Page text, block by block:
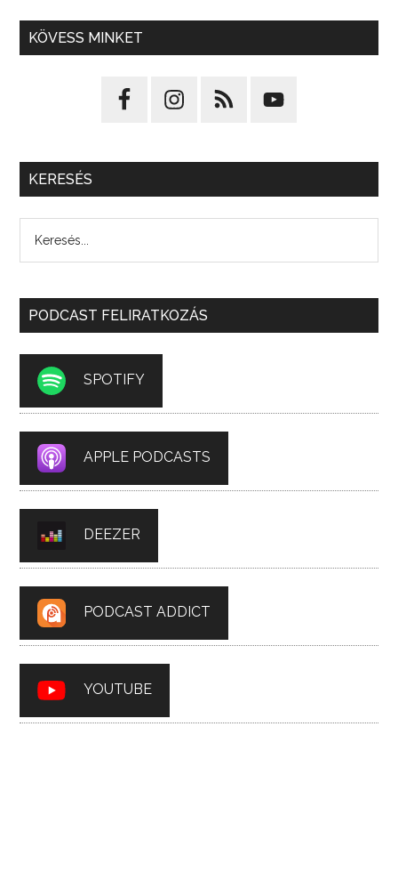
KÖVESS MINKET
KERESÉS
PODCAST FELIRATKOZÁS
SPOTIFY
APPLE PODCASTS
DEEZER
PODCAST ADDICT
YOUTUBE